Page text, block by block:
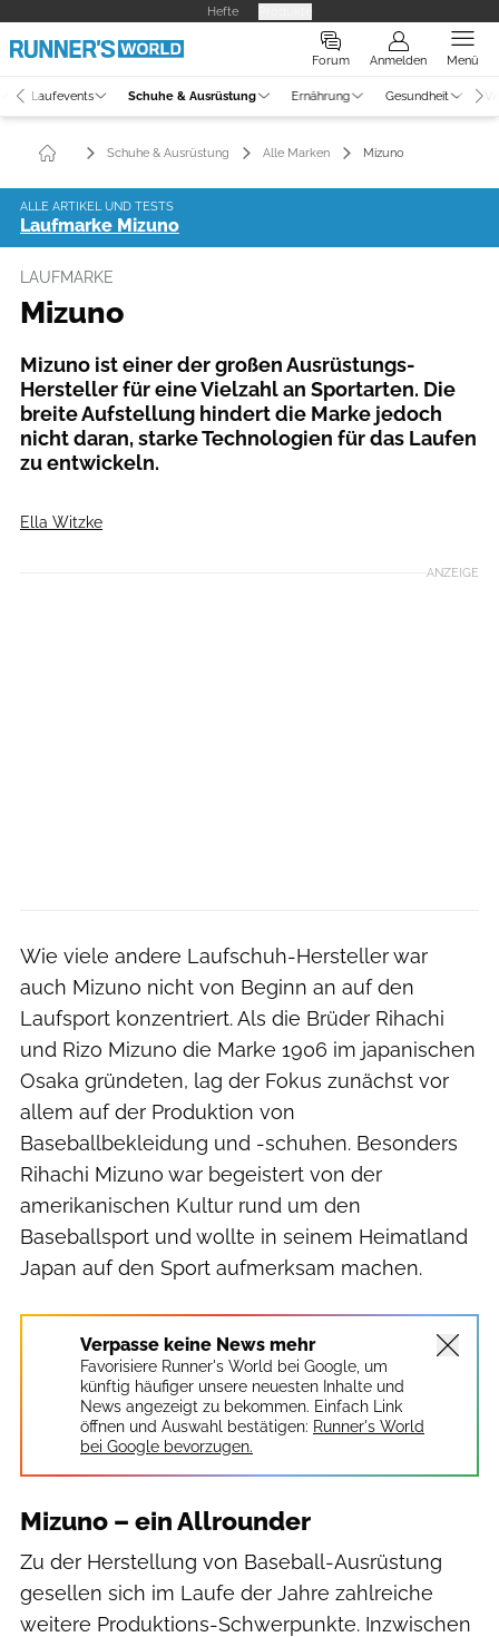
Hefte
Forum Anmelden Menü
Laufevents Schuhe & Ausrüstung Ernährung Gesundheit
Schuhe & Ausrüstung Alle Marken Mizuno
ALLE ARTIKEL UND TESTS
Laufmarke Mizuno
LAUFMARKE
Mizuno
Mizuno ist einer der großen Ausrüstungs-
Hersteller für eine Vielzahl an Sportarten. Die
breite Aufstellung hindert die Marke jedoch
nicht daran, starke Technologien für das Laufen
zu entwickeln.
Ella Witzke
ANZEIGE
Wie viele andere Laufschuh-Hersteller war
auch Mizuno nicht von Beginn an auf den
Laufsport konzentriert. Als die Brüder Rihachi
und Rizo Mizuno die Marke 1906 im japanischen
Osaka gründeten, lag der Fokus zunächst vor
allem auf der Produktion von
Baseballbekleidung und -schuhen. Besonders
Rihachi Mizuno war begeistert von der
amerikanischen Kultur rund um den
Baseballsport und wollte in seinem Heimatland
Japan auf den Sport aufmerksam machen.
Verpasse keine News mehr
Favorisiere Runner's World bei Google, um
künftig häufiger unsere neuesten Inhalte und
News angezeigt zu bekommen. Einfach Link
öffnen und Auswahl bestätigen: Runner's World
bei Google bevorzugen.
Mizuno – ein Allrounder
Zu der Herstellung von Baseball-Ausrüstung
gesellen sich im Laufe der Jahre zahlreiche
weitere Produktions-Schwerpunkte. Inzwischen